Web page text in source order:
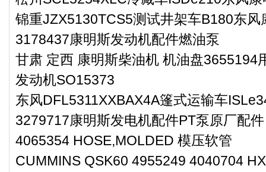
锦重JZX5130TCS5测试井架车B180东风
3178437康明斯发动机配件燃油泵
甘肃 定西 康明斯柴油机 机油盘3655194
发动机SO15373
东风DFL5311XXBAX4A篷式运输车
3279717康明斯发电机配件PT泵原厂配件
4065354 HOSE,MOLDED 模压软管
CUMMINS QSK60 4955249 4040704